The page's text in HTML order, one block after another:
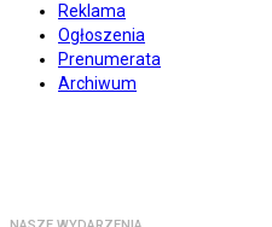
Reklama
Ogłoszenia
Prenumerata
Archiwum